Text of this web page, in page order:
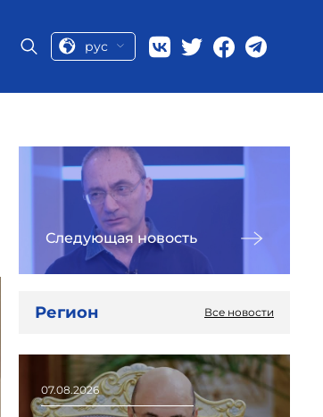
рус
Следующая новость
Регион Все новости
07.08.2026